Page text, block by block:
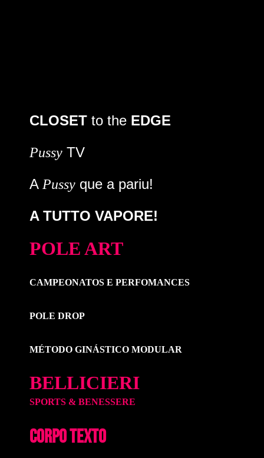
CLOSET to the EDGE
Pussy TV
A Pussy que a pariu!
A TUTTO VAPORE!
POLE ART
CAMPEONATOS E PERFOMANCES
POLE DROP
MÉTODO GINÁSTICO MODULAR
BELLICIERI
SPORTS & BENESSERE
CORPO TEXTO